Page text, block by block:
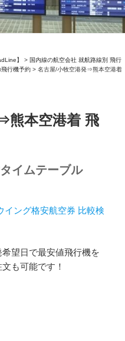
】 > 国内線の航空会社 就航路線別 飛行
行機予約 > 名古屋/小牧空港発⇒熊本空港着
熊本空港着 飛
タイムテーブル
イング格安航空券 比較検
望日で最安値飛行機を
も可能です！